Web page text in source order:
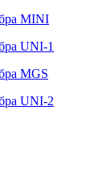
MINI
UNI-1
MGS
UNI-2